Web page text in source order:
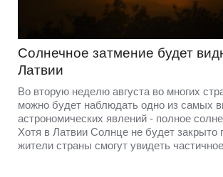
Солнечное затмение будет
Латвии
Во вторую неделю августа во многих
можно будет наблюдать одно из самых
астрономических явлений - полное
Хотя в Латвии Солнце не будет закрыто
жители страны смогут увидеть